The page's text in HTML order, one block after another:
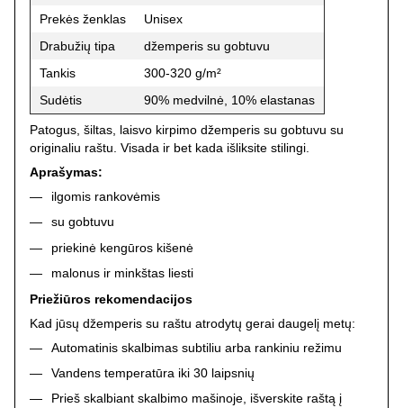
Prekės ženklas
Unisex
Drabužių tipa
džemperis su gobtuvu
Tankis
300-320 g/m²
Sudėtis
90% medvilnė, 10% elastanas
Patogus, šiltas, laisvo kirpimo džemperis su gobtuvu su
originaliu raštu. Visada ir bet kada išliksite stilingi.
Aprašymas:
ilgomis rankovėmis
su gobtuvu
priekinė kengūros kišenė
malonus ir minkštas liesti
Priežiūros rekomendacijos
Kad jūsų džemperis su raštu atrodytų gerai daugelį metų:
Automatinis skalbimas subtiliu arba rankiniu režimu
Vandens temperatūra iki 30 laipsnių
Prieš skalbiant skalbimo mašinoje, išverskite raštą į